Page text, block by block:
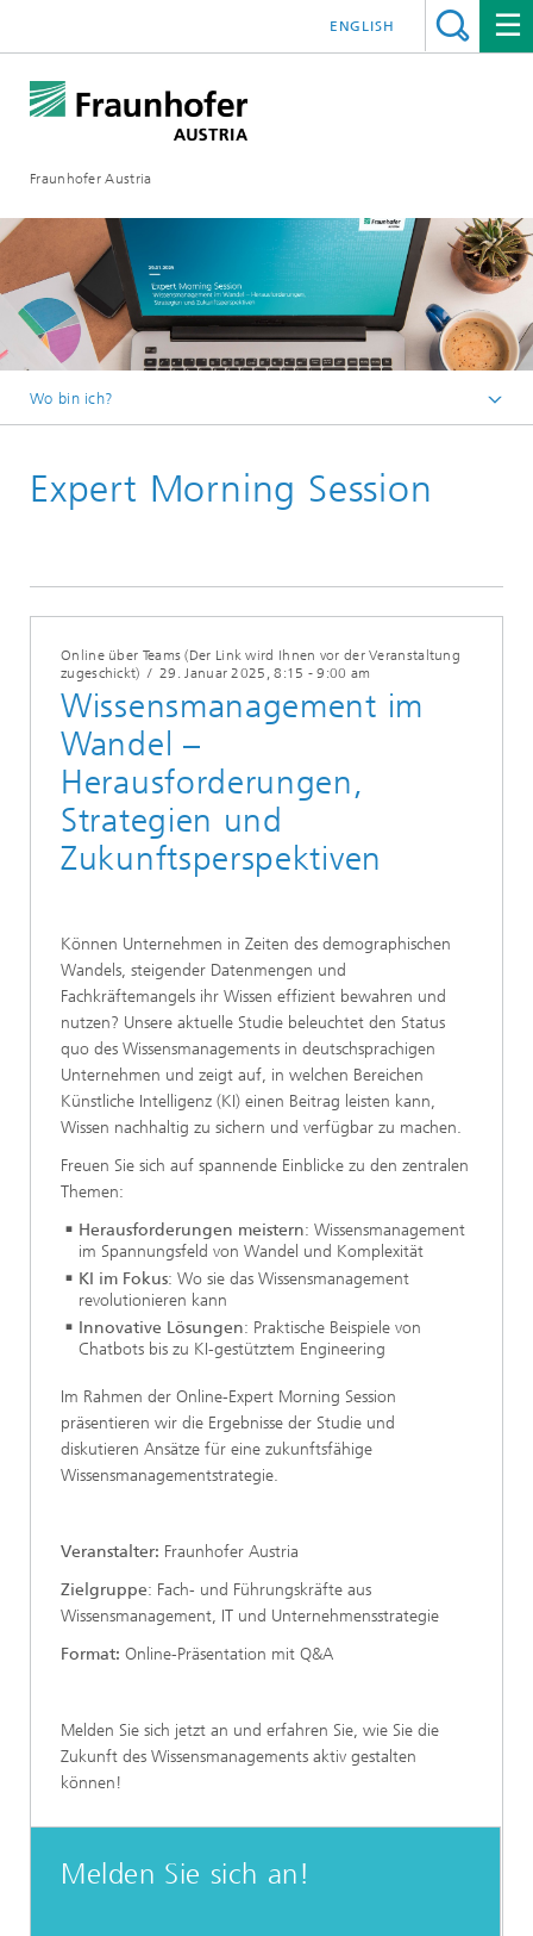
Fraunhofer Austria
ENGLISH
Wo bin ich?
Veranstaltungen
Expert Morning Session
Online über Teams (Der Link wird Ihnen vor der Veranstaltung
zugeschickt) /29. Januar 2025 , 8:15 - 9:00 am
Wissensmanagement im
Wandel –
Herausforderungen,
Strategien und
Zukunftsperspektiven
Können Unternehmen in Zeiten des demographischen
Wandels, steigender Datenmengen und
Fachkräftemangels ihr Wissen effizient bewahren und
nutzen? Unsere aktuelle Studie beleuchtet den Status
quo des Wissensmanagements in deutschsprachigen
Unternehmen und zeigt auf, in welchen Bereichen
Künstliche Intelligenz (KI) einen Beitrag leisten kann,
Wissen nachhaltig zu sichern und verfügbar zu machen.
Freuen Sie sich auf spannende Einblicke zu den zentralen
Themen:
Herausforderungen meistern: Wissensmanagement
im Spannungsfeld von Wandel und Komplexität
KI im Fokus: Wo sie das Wissensmanagement
revolutionieren kann
Innovative Lösungen: Praktische Beispiele von
Chatbots bis zu KI-gestütztem Engineering
Im Rahmen der Online-Expert Morning Session
präsentieren wir die Ergebnisse der Studie und
diskutieren Ansätze für eine zukunftsfähige
Wissensmanagementstrategie.
Veranstalter: Fraunhofer Austria
Zielgruppe: Fach- und Führungskräfte aus
Wissensmanagement, IT und Unternehmensstrategie
Format: Online-Präsentation mit Q&A
Melden Sie sich jetzt an und erfahren Sie, wie Sie die
Zukunft des Wissensmanagements aktiv gestalten
können!
Melden Sie sich an!